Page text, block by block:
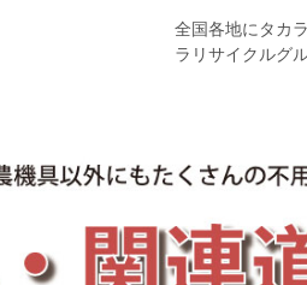
全国各地にタカ
ラリサイクルグ